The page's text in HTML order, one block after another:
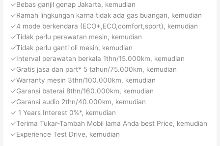
✓Bebas ganjil genap Jakarta, kemudian
✓Ramah lingkungan karna tidak ada gas buangan, kemudian
✓4 mode berkendara (ECO+,ECO,comfort,sport), kemudian
✓Tidak perlu perawatan mesin, kemudian
✓Tidak perlu ganti oli mesin, kemudian
✓Interval perawatan berkala 1thn/15.000km, kemudian
✓Gratis jasa dan part* 5 tahun/75.000km, kemudian
✓Warranty mesin 3thn/100.000km, kemudian
✓Garansi baterai 8thn/160.000km, kemudian
✓Garansi audio 2thn/40.000km, kemudian
✓ 1 Years Interest 0%*, kemudian
✓Terima Tukar-Tambah Mobil lama Anda best Price, kemudian
✓Experience Test Drive, kemudian